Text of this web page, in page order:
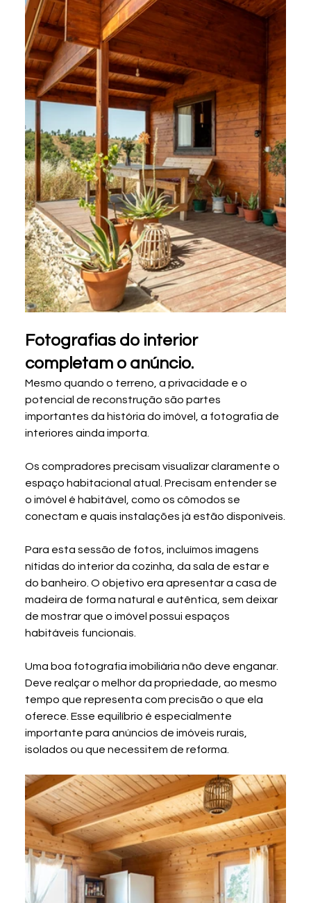
Fotografias do interior
completam o anúncio.
Mesmo quando o terreno, a privacidade e o
potencial de reconstrução são partes
importantes da história do imóvel, a fotografia de
interiores ainda importa.
Os compradores precisam visualizar claramente o
espaço habitacional atual. Precisam entender se
o imóvel é habitável, como os cômodos se
conectam e quais instalações já estão disponíveis.
Para esta sessão de fotos, incluímos imagens
nítidas do interior da cozinha, da sala de estar e
do banheiro. O objetivo era apresentar a casa de
madeira de forma natural e autêntica, sem deixar
de mostrar que o imóvel possui espaços
habitáveis funcionais.
Uma boa fotografia imobiliária não deve enganar.
Deve realçar o melhor da propriedade, ao mesmo
tempo que representa com precisão o que ela
oferece. Esse equilíbrio é especialmente
importante para anúncios de imóveis rurais,
isolados ou que necessitem de reforma.